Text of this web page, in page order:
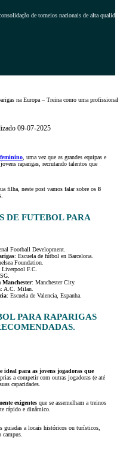
de torneios nacionais de alta
na Europa – Treina como uma profissional
09-07-2025
, uma vez que as grandes equipas e
raparigas, recrutando talentos que
filha, neste post vamos falar sobre os 8
DE FUTEBOL PARA
Football Development.
: Escuela de fútbol en Barcelona.
Foundation.
Liverpool F.C.
: Manchester City.
: A.C. Milan.
: Escuela de Valencia, Espanha.
PARA RAPARIGAS
ideal para as jovens jogadoras que
a competir com outras jogadoras (e até
capacidades.
exigentes que se assemelham a treinos
rápido e dinâmico.
guiadas a locais históricos ou turísticos,
campus.